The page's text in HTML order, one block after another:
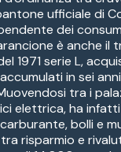
ufficiale di
dei
è anche
1971 serie L,
in sei
tra i
elettrica, ha
bolli e
risparmio e